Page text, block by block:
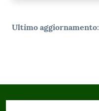
Ultimo aggiornamento: